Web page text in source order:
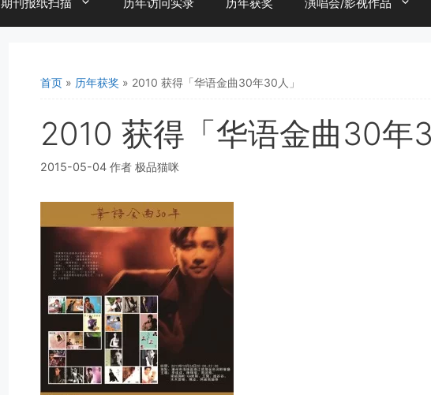
首页 » 历年获奖 » 2010 获得「华语金曲30年30人」
2010 获得「华语金曲30年
2015-05-04 作者 极品猫咪